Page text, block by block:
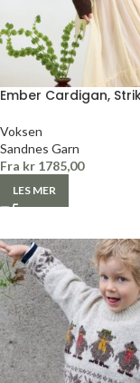
Ember Cardigan,
Voksen
Sandnes Garn
Fra kr 1785,00
LES MER